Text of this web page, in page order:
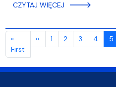
CZYTAJ WIĘCEJ
Stronicowanie
«
First Pierwsza strona
‹‹ Poprzednia strona
1 2 3 4 5